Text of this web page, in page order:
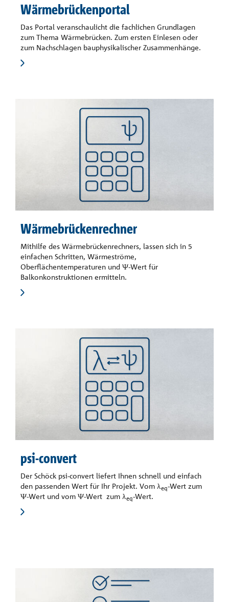
Wärmebrückenportal
Das Portal veranschaulicht die fachlichen Grundlagen
zum Thema Wärmebrücken. Zum ersten Einlesen oder
zum Nachschlagen bauphysikalischer Zusammenhänge.
Wärmebrückenrechner
Mithilfe des Wärmebrückenrechners, lassen sich in 5
einfachen Schritten, Wärmeströme,
Oberflächentemperaturen und Ψ-Wert für
Balkonkonstruktionen ermitteln.
psi-convert
Der Schöck psi-convert liefert Ihnen schnell und einfach
den passenden Wert für Ihr Projekt. Vom λeq-Wert zum
Ψ-Wert und vom Ψ-Wert zum λeq-Wert.